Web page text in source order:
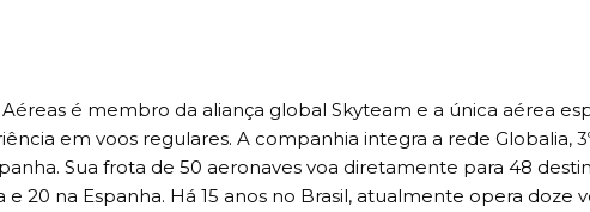
é membro da aliança global Skyteam e a única aérea
em voos regulares. A companhia integra a rede Globalia,
Sua frota de 50 aeronaves voa diretamente para 48
20 na Espanha. Há 15 anos no Brasil, atualmente opera doze